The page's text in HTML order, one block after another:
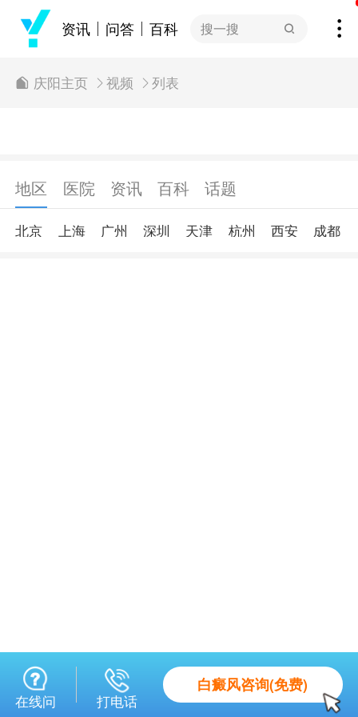
资讯 问答 百科 搜一搜
庆阳主页 视频 列表
地区 医院 资讯 百科 话题
北京 上海 广州 深圳 天津 杭州 西安 成都
在线问 打电话
白癜风咨询(免费)